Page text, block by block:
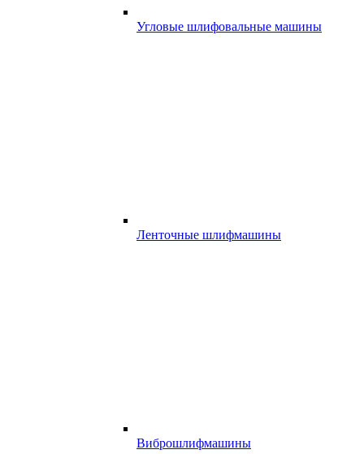
Угловые шлифовальные машины
Ленточные шлифмашины
Виброшлифмашины